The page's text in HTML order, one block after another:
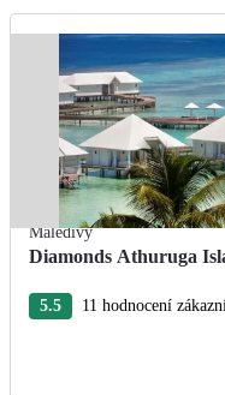
Maledivy
Diamonds Athuruga
5.5 11 hodnocení